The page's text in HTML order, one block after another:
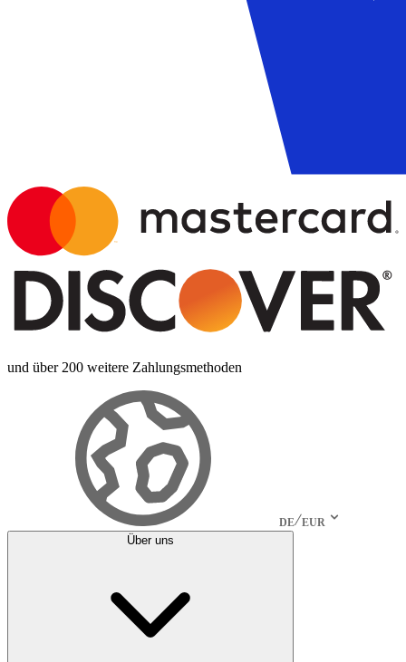
und über 200 weitere Zahlungsmethoden
DE EUR
Über uns